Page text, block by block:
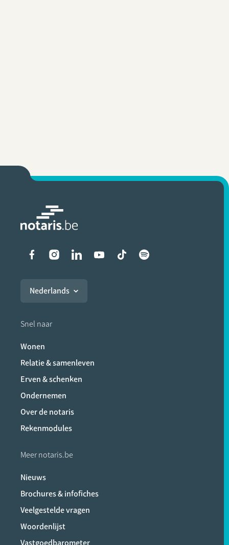
Liens vers les réseaux
Nederlands
Snel naar
Wonen
Relatie & samenleven
Erven & schenken
Ondernemen
Over de notaris
Rekenmodules
Meer notaris.be
Nieuws
Brochures & infofiches
Veelgestelde vragen
Woordenlijst
Vastgoedbarometer